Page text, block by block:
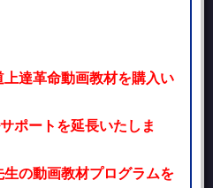
達革命動画教材を購入い
ポートを延長いたしま
の動画教材プログラムを